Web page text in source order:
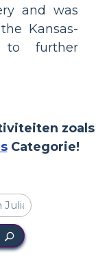
and was
Kansas-
to further
zoals
Categorie!